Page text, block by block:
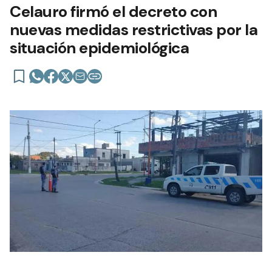
Celauro firmó el decreto con
nuevas medidas restrictivas por la
situación epidemiológica